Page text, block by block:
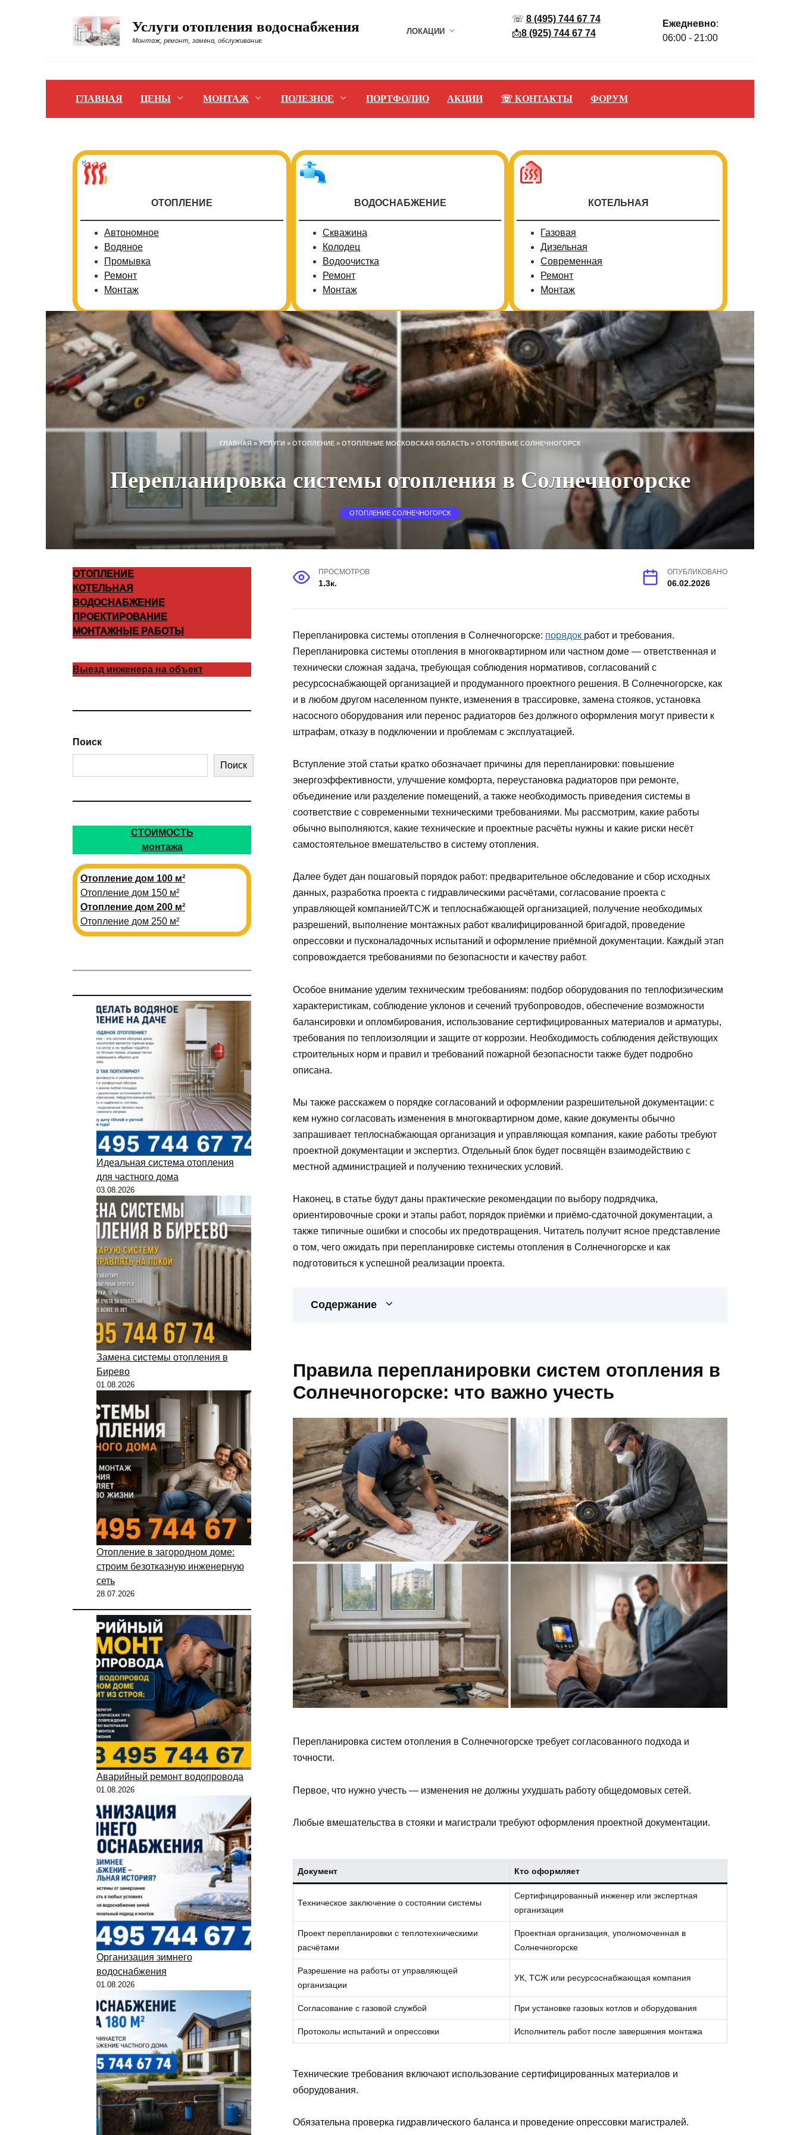
Услуги отопления водоснабжения
Монтаж, ремонт, замена, обслуживание.
ЛОКАЦИИ
☏ 8 (495) 744 67 74
📩8 (925) 744 67 74
Ежедневно:
06:00 - 21:00
ГЛАВНАЯ ЦЕНЫ МОНТАЖ ПОЛЕЗНОЕ ПОРТФОЛИО АКЦИИ ☏ КОНТАКТЫ ФОРУМ
ОТОПЛЕНИЕ
Автономное
Водяное
Промывка
Ремонт
Монтаж
ВОДОСНАБЖЕНИЕ
Скважина
Колодец
Водоочистка
Ремонт
Монтаж
КОТЕЛЬНАЯ
Газовая
Дизельная
Современная
Ремонт
Монтаж
ГЛАВНАЯ »УСЛУГИ » ОТОПЛЕНИЕ» ОТОПЛЕНИЕ МОСКОВСКАЯ ОБЛАСТЬ» ОТОПЛЕНИЕ СОЛНЕЧНОГОРСК
Перепланировка системы отопления в Солнечногорске
ОТОПЛЕНИЕ СОЛНЕЧНОГОРСК
ПРОСМОТРОВ
1.3к.
ОПУБЛИКОВАНО
06.02.2026
Перепланировка системы отопления в Солнечногорске: порядок работ и требования.
Перепланировка системы отопления в многоквартирном или частном доме — ответственная и
технически сложная задача, требующая соблюдения нормативов, согласований с
ресурсоснабжающей организацией и продуманного проектного решения. В Солнечногорске, как
и в любом другом населенном пункте, изменения в трассировке, замена стояков, установка
насосного оборудования или перенос радиаторов без должного оформления могут привести к
штрафам, отказу в подключении и проблемам с эксплуатацией.
Вступление этой статьи кратко обозначает причины для перепланировки: повышение
энергоэффективности, улучшение комфорта, переустановка радиаторов при ремонте,
объединение или разделение помещений, а также необходимость приведения системы в
соответствие с современными техническими требованиями. Мы рассмотрим, какие работы
обычно выполняются, какие технические и проектные расчёты нужны и какие риски несёт
самостоятельное вмешательство в систему отопления.
Далее будет дан пошаговый порядок работ: предварительное обследование и сбор исходных
данных, разработка проекта с гидравлическими расчётами, согласование проекта с
управляющей компанией/ТСЖ и теплоснабжающей организацией, получение необходимых
разрешений, выполнение монтажных работ квалифицированной бригадой, проведение
опрессовки и пусконаладочных испытаний и оформление приёмной документации. Каждый этап
сопровождается требованиями по безопасности и качеству работ.
Особое внимание уделим техническим требованиям: подбор оборудования по теплофизическим
характеристикам, соблюдение уклонов и сечений трубопроводов, обеспечение возможности
балансировки и опломбирования, использование сертифицированных материалов и арматуры,
требования по теплоизоляции и защите от коррозии. Необходимость соблюдения действующих
строительных норм и правил и требований пожарной безопасности также будет подробно
описана.
Мы также расскажем о порядке согласований и оформлении разрешительной документации: с
кем нужно согласовать изменения в многоквартирном доме, какие документы обычно
запрашивает теплоснабжающая организация и управляющая компания, какие работы требуют
проектной документации и экспертиз. Отдельный блок будет посвящён взаимодействию с
местной администрацией и получению технических условий.
Наконец, в статье будут даны практические рекомендации по выбору подрядчика,
ориентировочные сроки и этапы работ, порядок приёмки и приёмо-сдаточной документации, а
также типичные ошибки и способы их предотвращения. Читатель получит ясное представление
о том, чего ожидать при перепланировке системы отопления в Солнечногорске и как
подготовиться к успешной реализации проекта.
Содержание
Правила перепланировки систем отопления в
Солнечногорске: что важно учесть
Перепланировка систем отопления в Солнечногорске требует согласованного подхода и
точности.
Первое, что нужно учесть — изменения не должны ухудшать работу общедомовых сетей.
Любые вмешательства в стояки и магистрали требуют оформления проектной документации.
Документ Кто оформляет
Техническое заключение о состоянии системы
Сертифицированный инженер или экспертная
организация
Проект перепланировки с теплотехническими
расчётами
Проектная организация, уполномоченная в
Солнечногорске
Разрешение на работы от управляющей
организации
УК, ТСЖ или ресурсоснабжающая компания
Согласование с газовой службой При установке газовых котлов и оборудования
Протоколы испытаний и опрессовки Исполнитель работ после завершения монтажа
Технические требования включают использование сертифицированных материалов и
оборудования.
Обязательна проверка гидравлического баланса и проведение опрессовки магистралей.
ОТОПЛЕНИЕ
КОТЕЛЬНАЯ
ВОДОСНАБЖЕНИЕ
ПРОЕКТИРОВАНИЕ
МОНТАЖНЫЕ РАБОТЫ
Выезд инженера на объект
Поиск
Поиск
СТОИМОСТЬ
монтажа
Отопление дом 100 м²
Отопление дом 150 м²
Отопление дом 200 м²
Отопление дом 250 м²
Идеальная система отопления
для частного дома
03.08.2026
Замена системы отопления в
Бирево
01.08.2026
Отопление в загородном доме:
строим безотказную инженерную
сеть
28.07.2026
Аварийный ремонт водопровода
01.08.2026
Организация зимнего
водоснабжения
01.08.2026